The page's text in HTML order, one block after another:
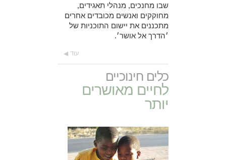
שבו מחנכים, מנהלי תאגידים,
מחוקקים ואנשים מכובדים אחרים
מתכננים את יישום התוכניות של
׳הדרך אל אושר׳.
עוד
כלים חינוכיים
לחיים מאושרים
יותר